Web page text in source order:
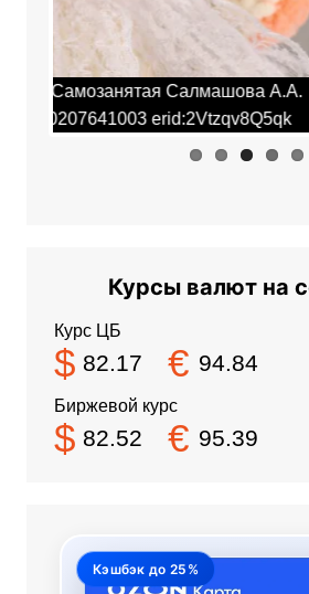
Реклама. Самозанятая
ИНН:610207641003
Курсы валют на
Курс ЦБ
$ 82.17 € 94.84
Биржевой курс
$ 82.52 € 95.39
Кэшбэк до 25%